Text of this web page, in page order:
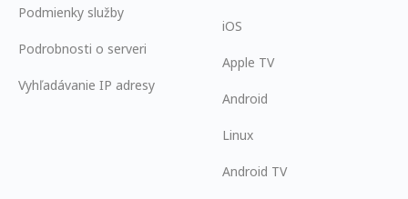
Podmienky služby
Podrobnosti o serveri
Vyhľadávanie IP adresy
iOS
Apple TV
Android
Linux
Android TV